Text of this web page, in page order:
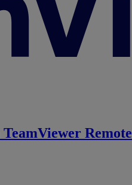
TeamViewer Remote